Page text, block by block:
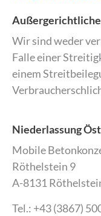
Wir sind weder
Falle einer
einem
Niederlassung
Mobile
Röthelstein 9
A-8131
Tel.: +43 (3867)